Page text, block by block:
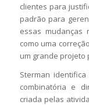
clientes para
padrão para
essas mudanças
como uma
um grande projeto
Sterman
combinatória e
criada pelas